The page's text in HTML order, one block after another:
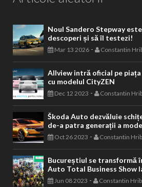
Noul Sandero Stepway
descoperi și să îl testezi!
Mar 13 2026 - Constantin
Allview intră oficial pe
cu modelul CityZEN
Dec 12 2023 - Constantin
Škoda Auto dezvăluie
de-a patra generații a
Oct 26 2023 - Constantin
Bucureștiul se transformă
Auto Total Business Show
Jun 08 2023 - Constantin